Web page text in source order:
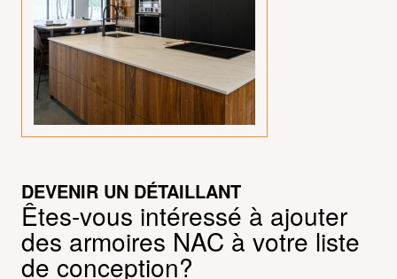
DEVENIR UN DÉTAILLANT
Êtes-vous intéressé à ajouter
des armoires NAC à votre liste
de conception?